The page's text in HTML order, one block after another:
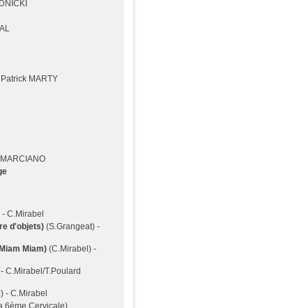
MARTY
C.Mirabel
d'objets) (S.Grangeat) -
Miam) (C.Mirabel) -
C.Mirabel/T.Poulard
- C.Mirabel
6ème Cervicale)